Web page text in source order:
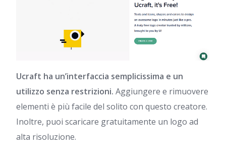
Ucraft ha un’interfaccia semplicissima e un
utilizzo senza restrizioni. Aggiungere e rimuovere
elementi è più facile del solito con questo creatore.
Inoltre, puoi scaricare gratuitamente un logo ad
alta risoluzione.